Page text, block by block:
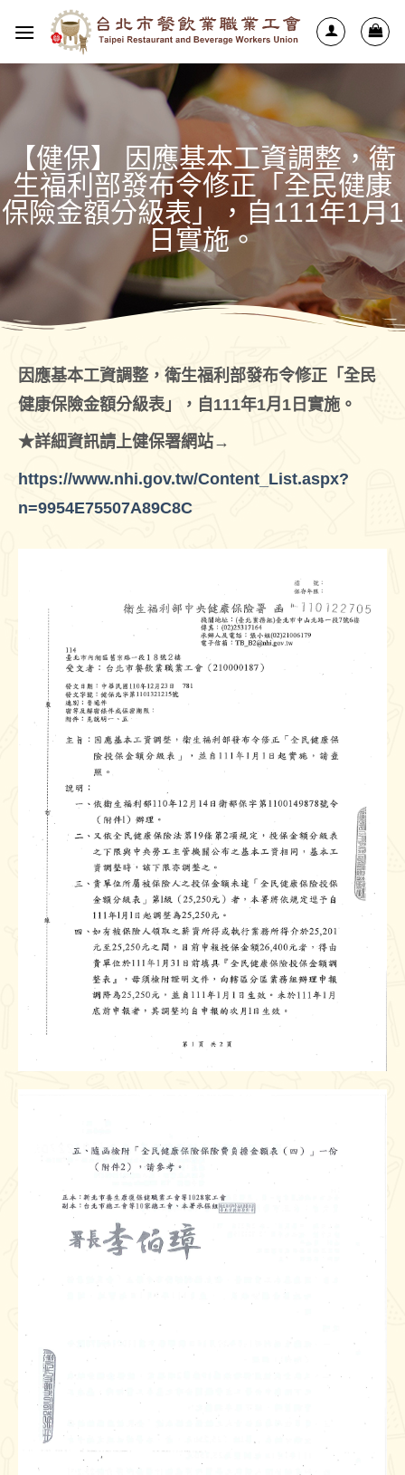
【健保】 因應基本工資調整，衛
生福利部發布令修正「全民健康
保險金額分級表」，自111年1月1
日實施。
因應基本工資調整，衛生福利部發布令修正「全民
健康保險金額分級表」，自111年1月1日實施。
★詳細資訊請上健保署網站→
https://www.nhi.gov.tw/Content_List.aspx?
n=9954E75507A89C8C